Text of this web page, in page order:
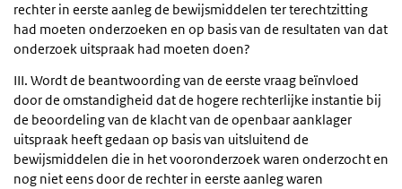
rechter in eerste aanleg de bewijsmiddelen ter terechtzitting
had moeten onderzoeken en op basis van de resultaten van dat
onderzoek uitspraak had moeten doen?
III. Wordt de beantwoording van de eerste vraag beïnvloed
door de omstandigheid dat de hogere rechterlijke instantie bij
de beoordeling van de klacht van de openbaar aanklager
uitspraak heeft gedaan op basis van uitsluitend de
bewijsmiddelen die in het vooronderzoek waren onderzocht en
nog niet eens door de rechter in eerste aanleg waren